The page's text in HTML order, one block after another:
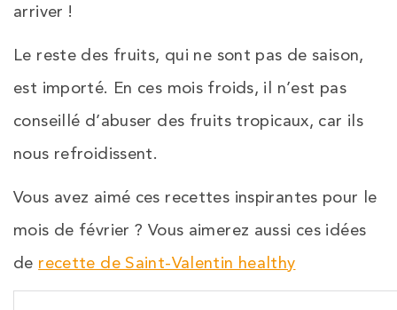
arriver !
Le reste des fruits, qui ne sont pas de saison,
est importé. En ces mois froids, il n’est pas
conseillé d’abuser des fruits tropicaux, car ils
nous refroidissent.
Vous avez aimé ces recettes inspirantes pour le
mois de février ? Vous aimerez aussi ces idées
de recette de Saint-Valentin healthy